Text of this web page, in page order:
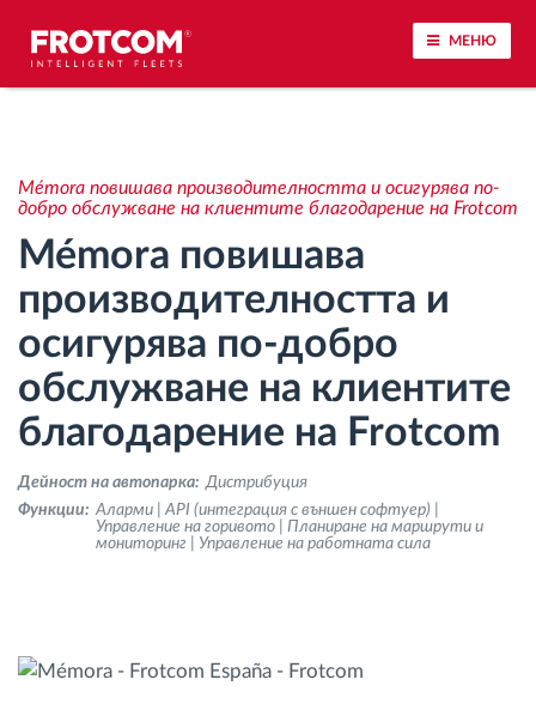
МЕНЮ
Наблюдение на времената за шофиране
Управление на работната сила
Дистанционно сваляне на данни от тахограф
Контрол на достъпа
Mémora повишава производителността и осигурява по-
добро обслужване на клиентите благодарение на Frotcom
Mémora повишава
производителността и
осигурява по-добро
обслужване на клиентите
благодарение на Frotcom
Дейност на автопарка: Дистрибуция
Функции: Аларми | API (интеграция с външен софтуер) |
Управление на горивото | Планиране на маршрути и
мониторинг | Управление на работната сила